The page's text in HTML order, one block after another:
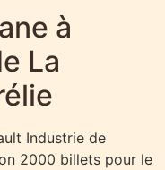
à
La
Industrie de
2000 billets pour le